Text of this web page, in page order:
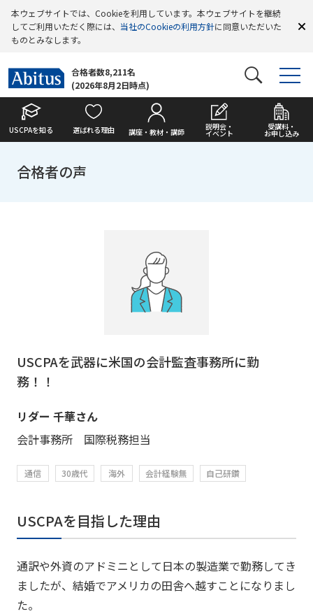
本ウェブサイトでは、Cookieを利用しています。本ウェブサイトを継続
してご利用いただく際には、 当社のCookieの利用方針に同意いただいた
ものとみなします。
合格者数8,211名
(2026年8月2日時点)
USCPAを知る 選ばれる理由 講座・教材・講師
説明会・
イベント
受講料・
お申し込み
合格者の声
USCPAを武器に米国の会計監査事務所に勤
務！！
リダー 千華さん
会計事務所 国際税務担当
通信 30歳代 海外 会計経験無 自己研鑽
USCPAを目指した理由
通訳や外資のアドミニとして日本の製造業で勤務してき
ましたが、結婚でアメリカの田舎へ越すことになりまし
た。